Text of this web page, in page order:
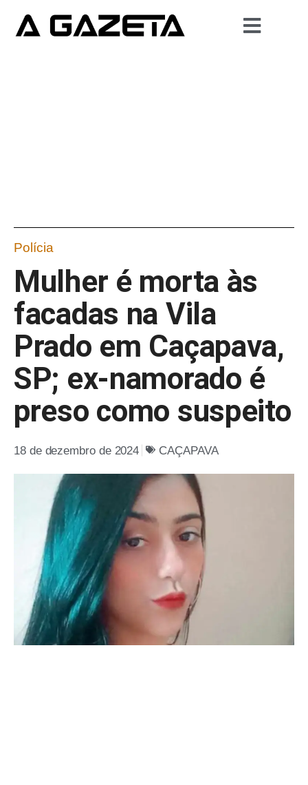
Polícia
Mulher é morta às
facadas na Vila
Prado em Caçapava,
SP; ex-namorado é
preso como suspeito
18 de dezembro de 2024 CAÇAPAVA